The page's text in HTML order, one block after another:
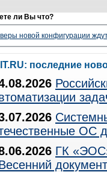
ли Вы что?
новой конфигурации
последние
ОС
ГК